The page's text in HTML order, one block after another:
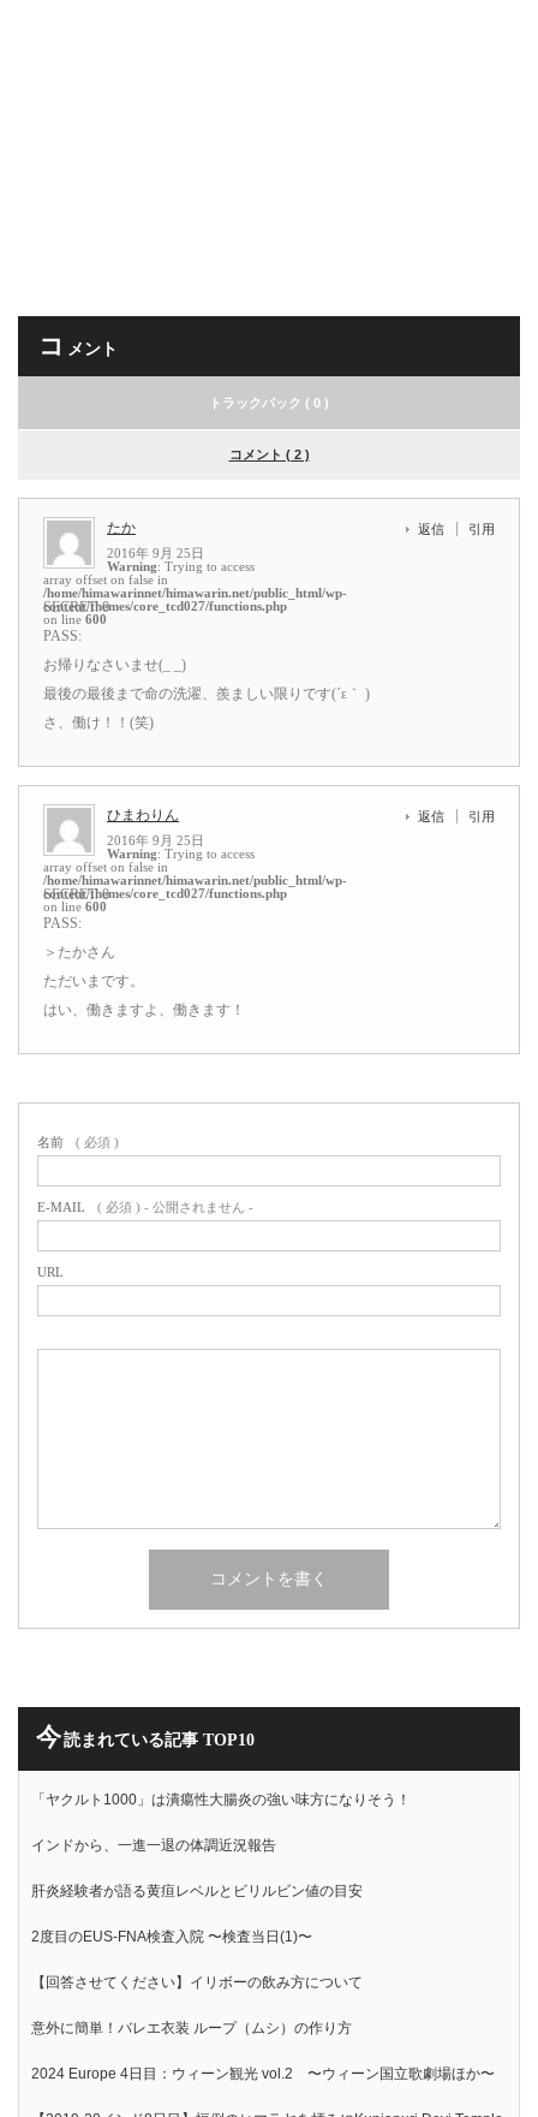
コ メント
トラックバック ( 0 )
コメント ( 2 )
たか
2016年 9月 25日
Warning: Trying to access
array offset on false in
/home/himawarinnet/himawarin.net/public_html/wp-
content/themes/core_tcd027/functions.php
on line 600
返信 引用
SECRET: 0
PASS:
お帰りなさいませ(_ _)
最後の最後まで命の洗濯、羨ましい限りです(´ε｀ )
さ、働け！！(笑)
ひまわりん
2016年 9月 25日
Warning: Trying to access
array offset on false in
/home/himawarinnet/himawarin.net/public_html/wp-
content/themes/core_tcd027/functions.php
on line 600
返信 引用
SECRET: 0
PASS:
＞たかさん
ただいまです。
はい、働きますよ、働きます！
名前 ( 必須 )
E-MAIL ( 必須 ) - 公開されません -
URL
今読まれている記事 TOP10
「ヤクルト1000」は潰瘍性大腸炎の強い味方になりそう！
インドから、一進一退の体調近況報告
肝炎経験者が語る黄疸レベルとビリルビン値の目安
2度目のEUS-FNA検査入院 〜検査当日(1)〜
【回答させてください】イリボーの飲み方について
意外に簡単！バレエ衣装 ループ（ムシ）の作り方
2024 Europe 4日目：ウィーン観光 vol.2 〜ウィーン国立歌劇場ほか〜